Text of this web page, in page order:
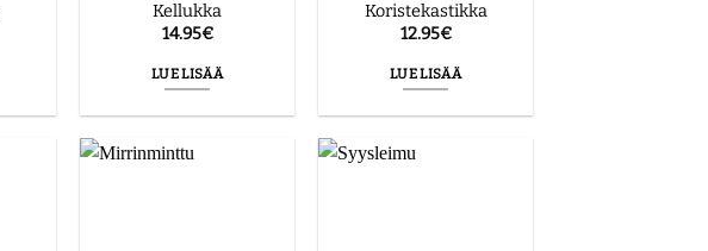
Kellukka
14.95€
LUE LISÄÄ
Koristekastikka
12.95€
LUE LISÄÄ